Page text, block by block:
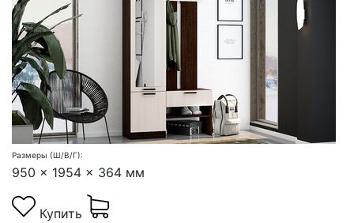
Размеры (Ш/В/Г):
950 x 1954 x 364 мм
Купить